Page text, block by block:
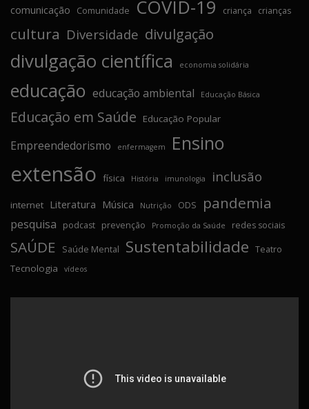
comunicação Comunidade COVID-19 criança crianças
cultura Diversidade divulgação
divulgação científica economia solidária
educação educação ambiental Educação Básica
Educação em Saúde Educação Popular
Empreendedorismo enfermagem Ensino
extensão física História imunologia inclusão
internet Literatura Música Nutrição ODS pandemia
pesquisa podcast prevenção Promoção da Saúde redes sociais
SAÚDE Saúde Mental Sustentabilidade Teatro
Tecnologia vídeos